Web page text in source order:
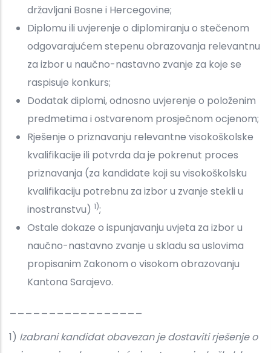
državljani Bosne i Hercegovine;
Diplomu ili uvjerenje o diplomiranju o stečenom
odgovarajućem stepenu obrazovanja relevantnu
za izbor u naučno-nastavno zvanje za koje se
raspisuje konkurs;
Dodatak diplomi, odnosno uvjerenje o položenim
predmetima i ostvarenom prosječnom ocjenom;
Rješenje o priznavanju relevantne visokoškolske
kvalifikacije ili potvrda da je pokrenut proces
priznavanja (za kandidate koji su visokoškolsku
kvalifikaciju potrebnu za izbor u zvanje stekli u
inostranstvu) 1);
Ostale dokaze o ispunjavanju uvjeta za izbor u
naučno-nastavno zvanje u skladu sa uslovima
propisanim Zakonom o visokom obrazovanju
Kantona Sarajevo.
1) Izabrani kandidat obavezan je dostaviti rješenje o